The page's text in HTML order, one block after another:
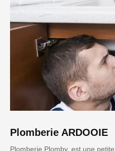
Plomberie ARDOOIE
Plomberie Plomby, est une